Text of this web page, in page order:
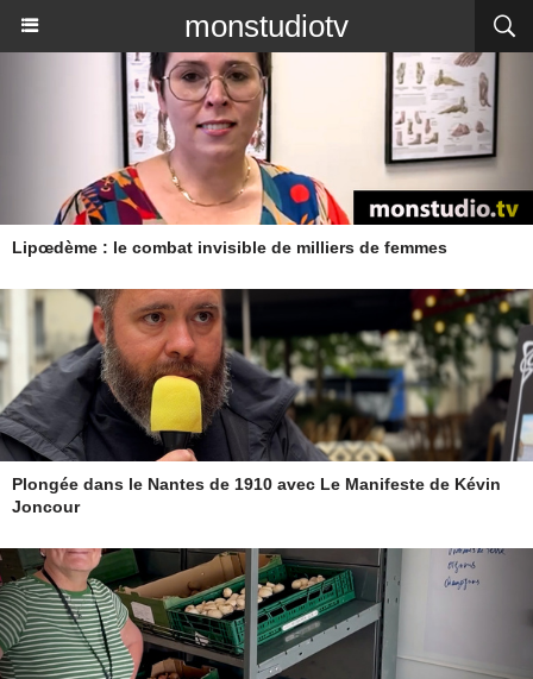
monstudiotv
Lipœdème : le combat invisible de milliers de femmes
Plongée dans le Nantes de 1910 avec Le Manifeste de Kévin
Joncour